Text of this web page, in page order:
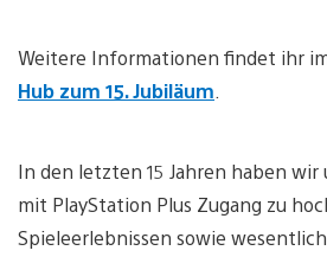
Weitere Informationen findet ihr
Hub zum 15. Jubiläum.
In den letzten 15 Jahren haben
mit PlayStation Plus Zugang zu
Spieleerlebnissen sowie